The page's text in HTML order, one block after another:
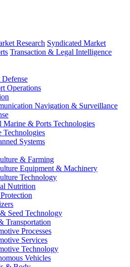
Research Syndicated Market
Transaction & Legal Intelligence
Operations
Navigation & Surveillance
Marine & Ports Technologies
Technologies
Systems
& Farming
Equipment & Machinery
Technology
Nutrition
Seed Technology
Transportation
Processes
Services
Technology
Vehicles